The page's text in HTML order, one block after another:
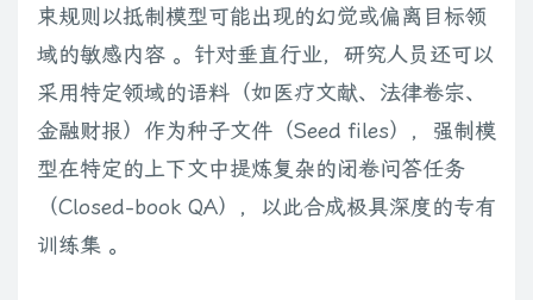
束规则以抵制模型可能出现的幻觉或偏离目标领
域的敏感内容 。针对垂直行业，研究人员还可以
采用特定领域的语料（如医疗文献、法律卷宗、
金融财报）作为种子文件（Seed files），强制模
型在特定的上下文中提炼复杂的闭卷问答任务
（Closed-book QA），以此合成极具深度的专有
训练集 。